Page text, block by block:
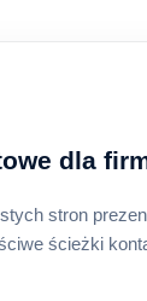
dla
stron
ścieżki